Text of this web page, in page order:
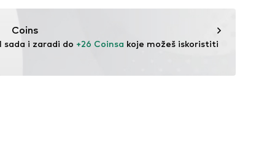
& info@raizzed.com
Coins
sada i zaradi do +26 Coinsa koje možeš iskoristiti